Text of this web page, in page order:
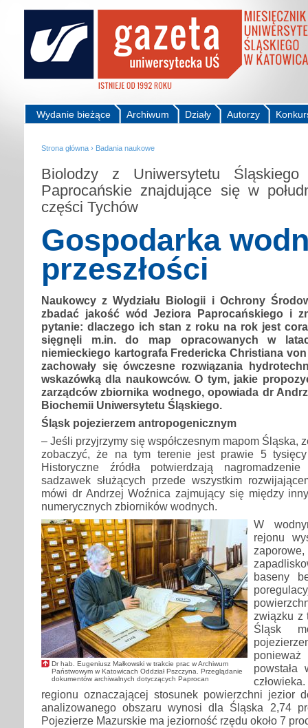
Autorzy
Działy
Archiwum
Wydanie bieżące
Strona główna › Badania naukowe
Biolodzy z Uniwersytetu
Paprocańskie znajdujące się w
części Tychów
Gospodarka
przeszłości
Naukowcy z Wydziału Biologii i Ochrony
zbadać jakość wód Jeziora Paprocańskiego i
pytanie: dlaczego ich stan z roku na rok jest
sięgnęli m.in. do map opracowanych w
niemieckiego kartografa Fredericka Christiana
zachowały się ówczesne rozwiązania
wskazówką dla naukowców. O tym, jakie
zarządców zbiornika wodnego, opowiada dr
Biochemii Uniwersytetu Śląskiego.
Śląsk pojezierzem antropogenicznym
– Jeśli przyjrzymy się współczesnym mapom Śląska,
zobaczyć, że na tym terenie jest prawie 5
Historyczne źródła potwierdzają
sadzawek służących przede wszystkim
mówi dr Andrzej Woźnica zajmujący się między
numerycznych zbiorników wodnych.
Dr hab. Eugeniusz Małkowski w trakcie prac w Archiwum
Państwowym w Katowicach Oddział Pszczyna. Przeglądanie
dokumentów archiwalnych dotyczących Paprocan
W
rejonu
baseny
związku z
Śląsk
powstała
regionu oznaczającej stosunek powierzchni jezior
analizowanego obszaru wynosi dla Śląska 2,74
Pojezierze Mazurskie ma jeziorność rzędu około 7